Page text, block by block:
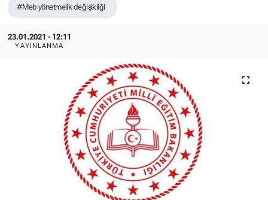
#Meb yönetmelik değişikliği
23.01.2021 - 12:11
YAYINLANMA
UZMAN ÖĞRETMENLİK
Tüm Manşetler
Son Dakika Haberleri
Haber Arşivi